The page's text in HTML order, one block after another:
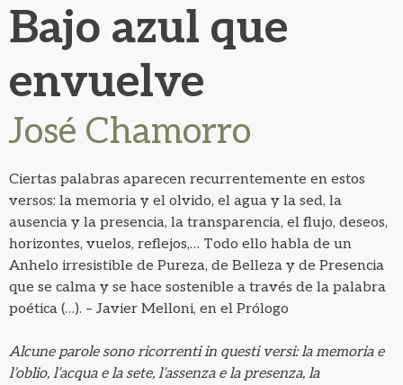
Bajo azul que
envuelve
José Chamorro
Ciertas palabras aparecen recurrentemente en estos
versos: la memoria y el olvido, el agua y la sed, la
ausencia y la presencia, la transparencia, el flujo, deseos,
horizontes, vuelos, reflejos,… Todo ello habla de un
Anhelo irresistible de Pureza, de Belleza y de Presencia
que se calma y se hace sostenible a través de la palabra
poética (…). – Javier Melloni, en el Prólogo
Alcune parole sono ricorrenti in questi versi: la memoria e
l’oblio, l’acqua e la sete, l’assenza e la presenza, la